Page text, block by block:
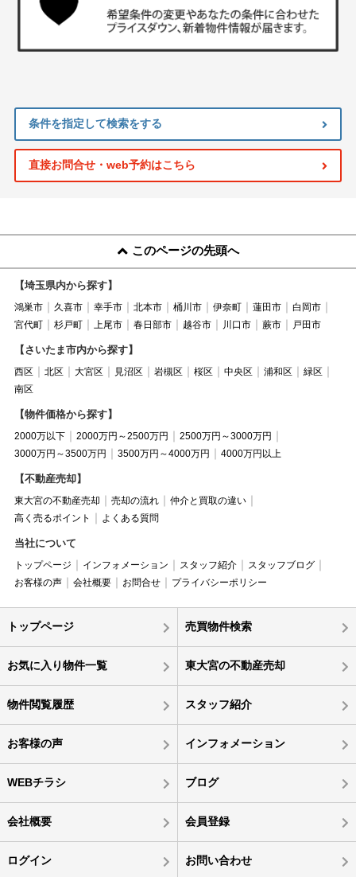
条件を指定して検索をする
直接お問合せ・web予約はこちら
このページの先頭へ
【埼玉県内から探す】
鴻巣市 久喜市 幸手市 北本市 桶川市 伊奈町 蓮田市
白岡市
宮代町
杉戸町 上尾市 春日部市 越谷市 川口市 蕨市 戸田市
【さいたま市内から探す】
西区 北区 大宮区 見沼区 岩槻区 桜区 中央区 浦和区
緑区
南区
【物件価格から探す】
2000万以下 2000万円～2500万円
2500万円～3000万円
3000万円～3500万円
3500万円～4000万円 4000万円以上
【不動産売却】
東大宮の不動産売却 売却の流れ
仲介と買取の違い
高く売るポイント
よくある質問
当社について
トップページ インフォメーション スタッフ紹介
スタッフブログ
お客様の声
会社概要 お問合せ プライバシーポリシー
トップページ 売買物件検索
お気に入り物件一覧 東大宮の不動産売却
物件閲覧履歴 スタッフ紹介
お客様の声 インフォメーション
WEBチラシ ブログ
会社概要 会員登録
ログイン お問い合わせ